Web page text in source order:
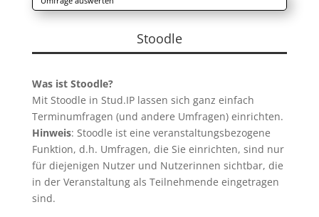
Stoodle
Was ist Stoodle?
Mit Stoodle in Stud.IP lassen sich ganz einfach
Terminumfragen (und andere Umfragen) einrichten.
Hinweis: Stoodle ist eine veranstaltungsbezogene
Funktion, d.h. Umfragen, die Sie einrichten, sind nur
für diejenigen Nutzer und Nutzerinnen sichtbar, die
in der Veranstaltung als Teilnehmende eingetragen
sind.